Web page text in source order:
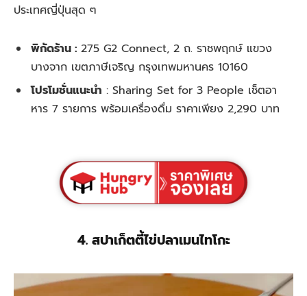
ประเทศญี่ปุ่นสุด ๆ
พิกัดร้าน : 275 G2 Connect, 2 ถ. ราชพฤกษ์ แขวง
บางจาก เขตภาษีเจริญ กรุงเทพมหานคร 10160
โปรโมชั่นแนะนำ : Sharing Set for 3 People เซ็ตอา
หาร 7 รายการ พร้อมเครื่องดื่ม ราคาเพียง 2,290 บาท
4. สปาเก็ตตี้ไข่ปลาเมนไทโกะ